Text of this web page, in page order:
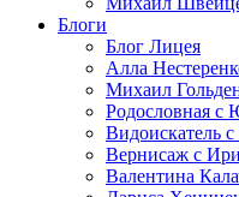
Блоги
Блог Лицея
Алла
Михаил
Родословная с
Видоискатель
Вернисаж с
Валентина